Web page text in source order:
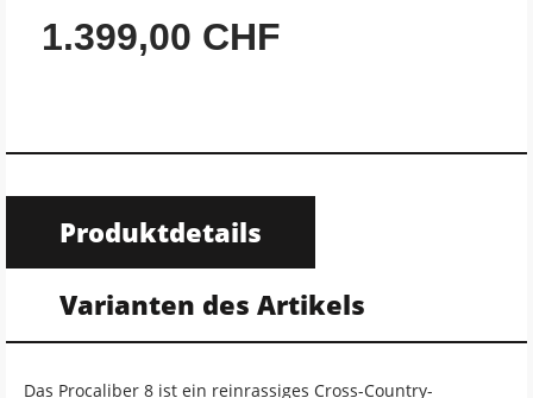
1.399,00 CHF
Produktdetails
Varianten des Artikels
Das Procaliber 8 ist ein reinrassiges Cross-Country-